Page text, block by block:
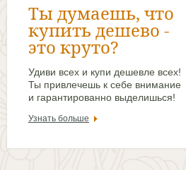
Ты думаешь, что
купить дешево -
это круто?
Удиви всех и купи дешевле всех!
Ты привлечешь к себе внимание
и гарантированно выделишься!
Узнать больше